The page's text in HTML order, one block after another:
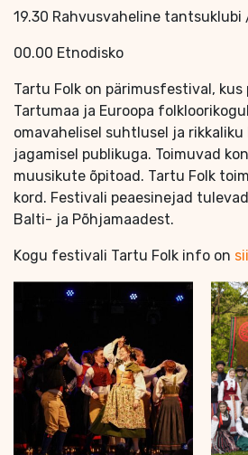
19.30 Rahvusvaheline tantsuklubi
00.00 Etnodisko
Tartu Folk on pärimusfestival, kus
Tartumaa ja Euroopa
omavahelisel suhtlusel ja
jagamisel publikuga. Toimuvad
muusikute õpitoad. Tartu Folk
kord. Festivali peaesinejad
Balti- ja Põhjamaadest.
Kogu festivali Tartu Folk info on